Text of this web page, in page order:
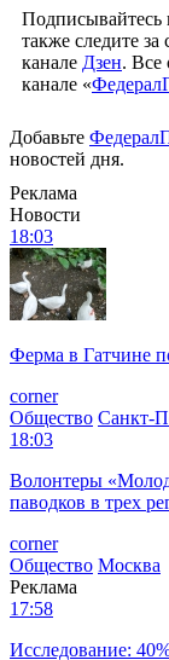
Подписывайтесь
также следите
канале Дзен. Все
канале «
Добавьте
новостей дня.
Реклама
Новости
18:03
Ферма в Гатчине
corner
Общество Санкт-
18:03
Волонтеры
паводков в трех
corner
Общество Москва
Реклама
17:58
Исследование: